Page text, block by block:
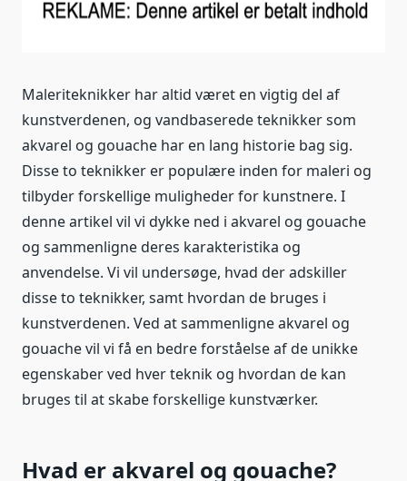
Maleriteknikker har altid været en vigtig del af
kunstverdenen, og vandbaserede teknikker som
akvarel og gouache har en lang historie bag sig.
Disse to teknikker er populære inden for maleri og
tilbyder forskellige muligheder for kunstnere. I
denne artikel vil vi dykke ned i akvarel og gouache
og sammenligne deres karakteristika og
anvendelse. Vi vil undersøge, hvad der adskiller
disse to teknikker, samt hvordan de bruges i
kunstverdenen. Ved at sammenligne akvarel og
gouache vil vi få en bedre forståelse af de unikke
egenskaber ved hver teknik og hvordan de kan
bruges til at skabe forskellige kunstværker.
Hvad er akvarel og gouache?